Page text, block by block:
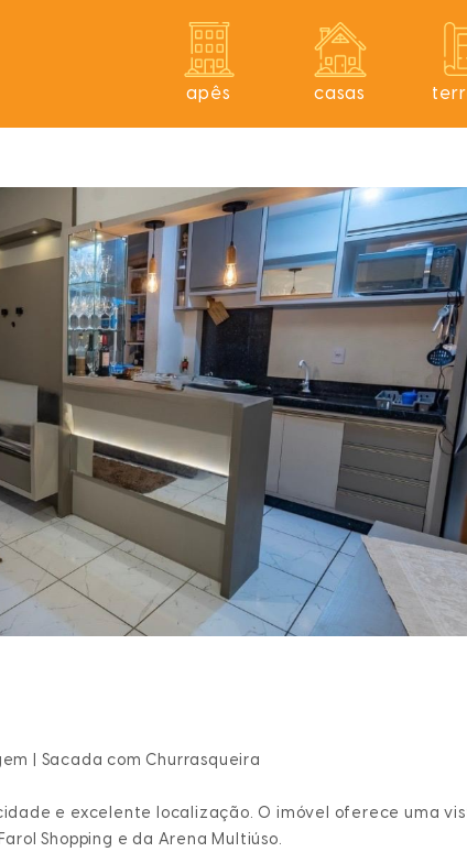
apês casas
| Sacada com Churrasqueira
e excelente localização. O imóvel oferece uma
Shopping e da Arena Multiúso.